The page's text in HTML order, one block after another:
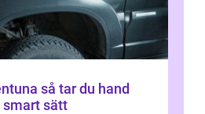
du hand
smart sätt